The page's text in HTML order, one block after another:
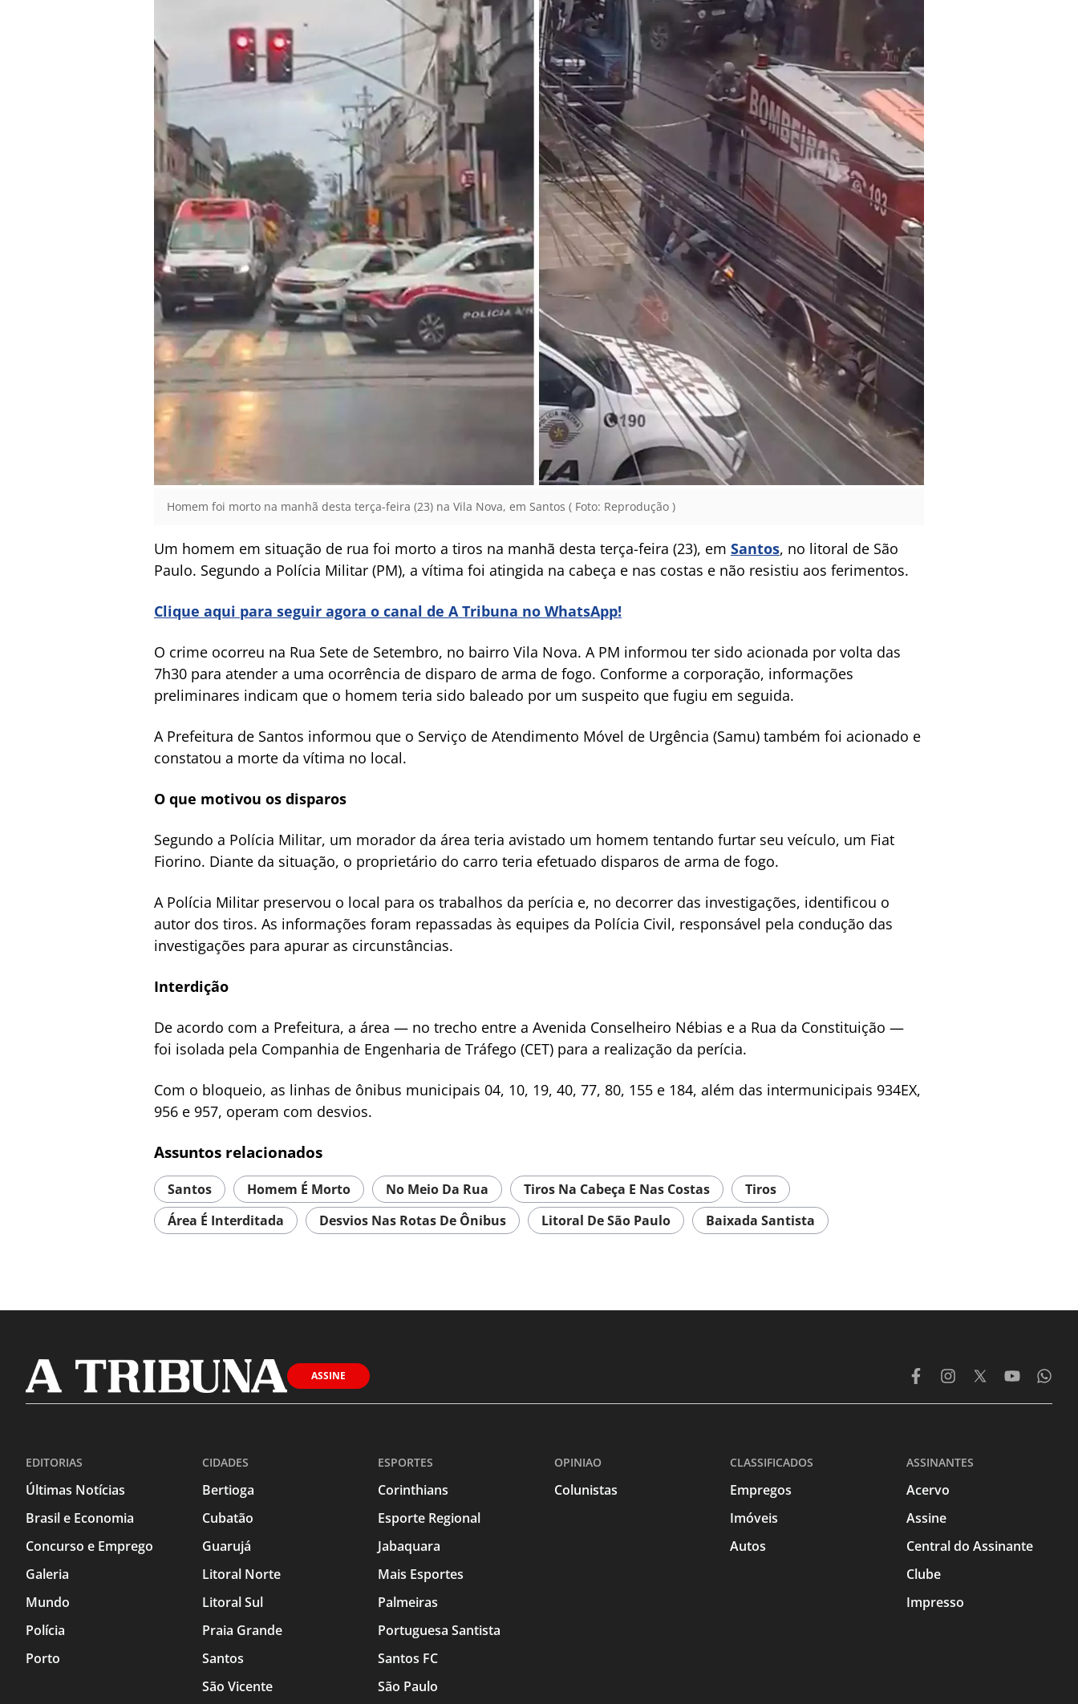
Homem foi morto na manhã desta terça-feira (23) na Vila Nova, em Santos ( Foto: Reprodução )
Um homem em situação de rua foi morto a tiros na manhã desta terça-feira (23), em Santos, no litoral de São
Paulo. Segundo a Polícia Militar (PM), a vítima foi atingida na cabeça e nas costas e não resistiu aos ferimentos.
Clique aqui para seguir agora o canal de A Tribuna no WhatsApp!
O crime ocorreu na Rua Sete de Setembro, no bairro Vila Nova. A PM informou ter sido acionada por volta das
7h30 para atender a uma ocorrência de disparo de arma de fogo. Conforme a corporação, informações
preliminares indicam que o homem teria sido baleado por um suspeito que fugiu em seguida.
A Prefeitura de Santos informou que o Serviço de Atendimento Móvel de Urgência (Samu) também foi acionado e
constatou a morte da vítima no local.
O que motivou os disparos
Segundo a Polícia Militar, um morador da área teria avistado um homem tentando furtar seu veículo, um Fiat
Fiorino. Diante da situação, o proprietário do carro teria efetuado disparos de arma de fogo.
A Polícia Militar preservou o local para os trabalhos da perícia e, no decorrer das investigações, identificou o
autor dos tiros. As informações foram repassadas às equipes da Polícia Civil, responsável pela condução das
investigações para apurar as circunstâncias.
Interdição
De acordo com a Prefeitura, a área — no trecho entre a Avenida Conselheiro Nébias e a Rua da Constituição —
foi isolada pela Companhia de Engenharia de Tráfego (CET) para a realização da perícia.
Com o bloqueio, as linhas de ônibus municipais 04, 10, 19, 40, 77, 80, 155 e 184, além das intermunicipais 934EX,
956 e 957, operam com desvios.
Assuntos relacionados
Santos Homem É Morto No Meio Da Rua Tiros Na Cabeça E Nas Costas
Tiros
Área É Interditada
Desvios Nas Rotas De Ônibus Litoral De São Paulo Baixada Santista
ASSINE
EDITORIAS
Últimas Notícias
Brasil e Economia
Concurso e Emprego
Galeria
Mundo
Polícia
Porto
CIDADES
Bertioga
Cubatão
Guarujá
Litoral Norte
Litoral Sul
Praia Grande
Santos
São Vicente
ESPORTES
Corinthians
Esporte Regional
Jabaquara
Mais Esportes
Palmeiras
Portuguesa Santista
Santos FC
São Paulo
OPINIAO
Colunistas
CLASSIFICADOS
Empregos
Imóveis
Autos
ASSINANTES
Acervo
Assine
Central do Assinante
Clube
Impresso